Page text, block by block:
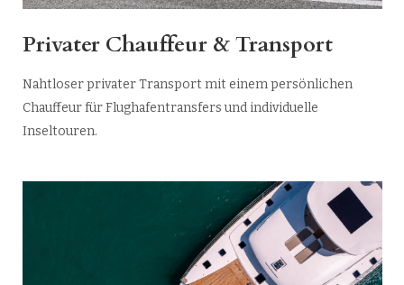
Privater Chauffeur & Transport
Nahtloser privater Transport mit einem persönlichen
Chauffeur für Flughafentransfers und individuelle
Inseltouren.